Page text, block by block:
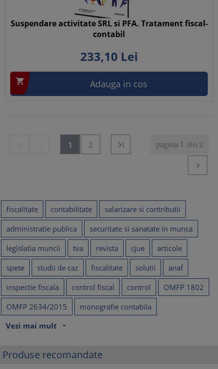
Suspendare activitate SRL si PFA. Tratament fiscal-
contabil
233,10 Lei
 Adauga in cos
1 2 pagina 1 din 2


fiscalitate contabilitate
salarizare si contributii
administratie publica
securitate si sanatate in munca
legislatia muncii
tva revista cjue
articole
spete
studii de caz fiscalitate solutii
anaf
inspectie fiscala
control fiscal control
OMFP 1802
OMFP 2634/2015
monografie contabila
Vezi mai mult
arrow_drop_down
Produse recomandate